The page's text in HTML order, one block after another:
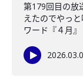
第179回目の放
えたのでやっ
ワード『４月』